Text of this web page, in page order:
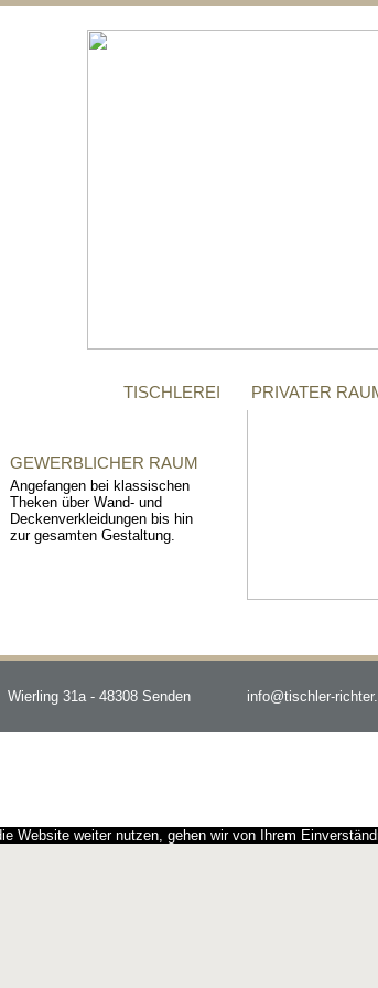
TISCHLEREI PRIVATER
GEWERBLICHER RAUM
Angefangen bei klassischen
Theken über Wand- und
Deckenverkleidungen bis hin
zur gesamten Gestaltung.
Wierling 31a - 48308 Senden info@tischler-
Website weiter nutzen, gehen wir von Ihrem